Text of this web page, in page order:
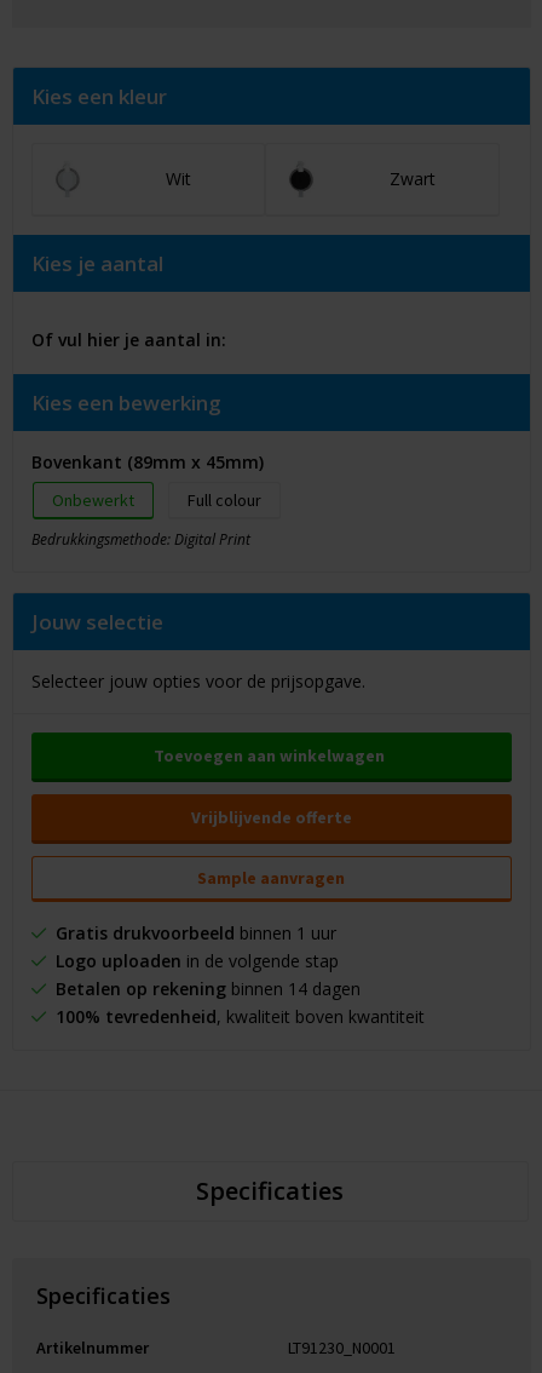
Kies een kleur
Wit Zwart
Kies je aantal
Of vul hier je aantal in:
Kies een bewerking
Bovenkant (89mm x 45mm)
Onbewerkt Full colour
Bedrukkingsmethode: Digital Print
Jouw selectie
Selecteer jouw opties voor de prijsopgave.
Toevoegen aan winkelwagen
Vrijblijvende offerte
Sample aanvragen
Gratis drukvoorbeeld binnen 1 uur
Logo uploaden in de volgende stap
Betalen op rekeningbinnen 14 dagen
100% tevredenheid, kwaliteit boven kwantiteit
Specificaties
Specificaties
Artikelnummer LT91230_N0001